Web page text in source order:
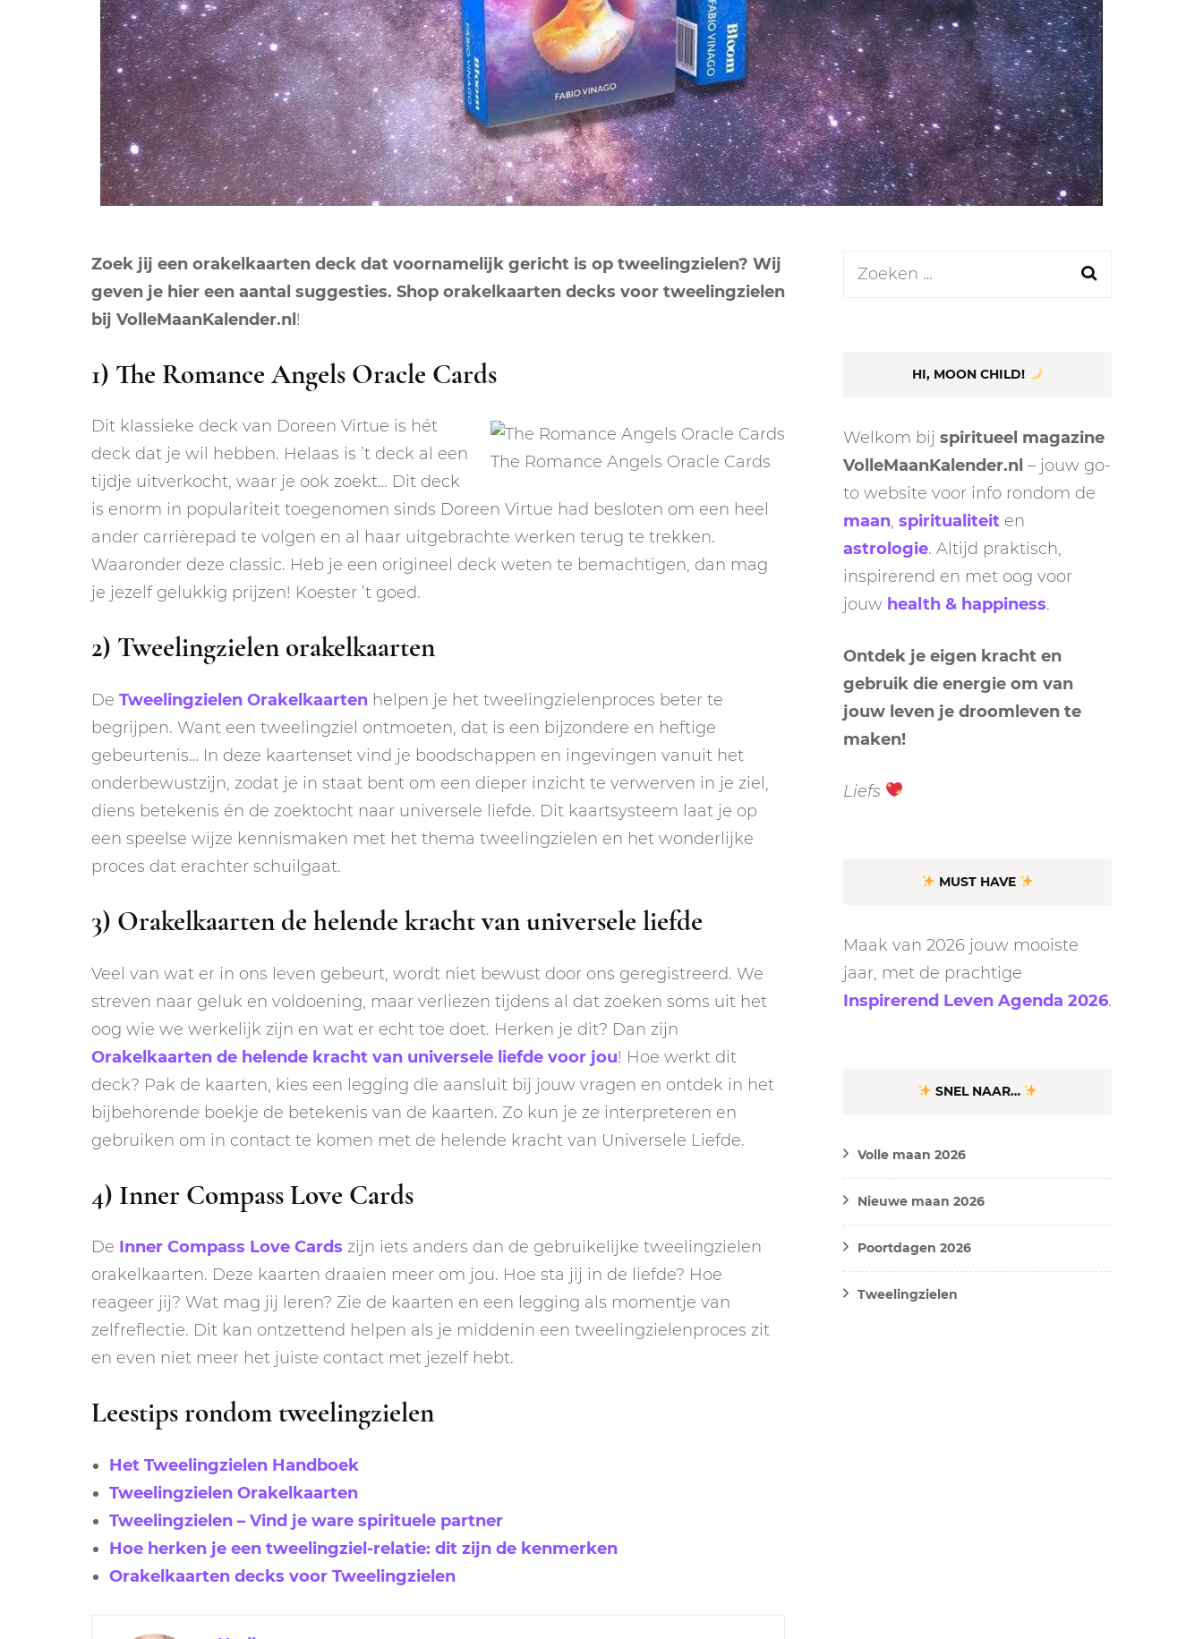
NEGENDE HUIS
TIENDE HUIS
ELFDE HUIS
TWAALFDE HUIS
NEPTUNUS
PLUTO
CHIRON
MAAN
ORAKEL
RITUELEN
NIEUWE MAAN
RITUELEN
VOLLE MAAN RITUELEN
MERCURIUS
SPIRIT ANIMALS
TAROT
TAROT TECHNIEKEN
Zoek jij een orakelkaarten deck dat voornamelijk gericht is op tweelingzielen? Wij
geven je hier een aantal suggesties. Shop orakelkaarten decks voor tweelingzielen
bij VolleMaanKalender.nl!
1) The Romance Angels Oracle Cards
The Romance Angels Oracle Cards
Dit klassieke deck van Doreen Virtue is hét
deck dat je wil hebben. Helaas is ’t deck al een
tijdje uitverkocht, waar je ook zoekt… Dit deck
is enorm in populariteit toegenomen sinds Doreen Virtue had besloten om een heel
ander carrièrepad te volgen en al haar uitgebrachte werken terug te trekken.
Waaronder deze classic. Heb je een origineel deck weten te bemachtigen, dan mag
je jezelf gelukkig prijzen! Koester ’t goed.
2) Tweelingzielen orakelkaarten
De Tweelingzielen Orakelkaarten helpen je het tweelingzielenproces beter te
begrijpen. Want een tweelingziel ontmoeten, dat is een bijzondere en heftige
gebeurtenis… In deze kaartenset vind je boodschappen en ingevingen vanuit het
onderbewustzijn, zodat je in staat bent om een dieper inzicht te verwerven in je ziel,
diens betekenis én de zoektocht naar universele liefde. Dit kaartsysteem laat je op
een speelse wijze kennismaken met het thema tweelingzielen en het wonderlijke
proces dat erachter schuilgaat.
3) Orakelkaarten de helende kracht van universele liefde
Veel van wat er in ons leven gebeurt, wordt niet bewust door ons geregistreerd. We
streven naar geluk en voldoening, maar verliezen tijdens al dat zoeken soms uit het
oog wie we werkelijk zijn en wat er echt toe doet. Herken je dit? Dan zijn
Orakelkaarten de helende kracht van universele liefde voor jou! Hoe werkt dit
deck? Pak de kaarten, kies een legging die aansluit bij jouw vragen en ontdek in het
bijbehorende boekje de betekenis van de kaarten. Zo kun je ze interpreteren en
gebruiken om in contact te komen met de helende kracht van Universele Liefde.
4) Inner Compass Love Cards
De Inner Compass Love Cards zijn iets anders dan de gebruikelijke tweelingzielen
orakelkaarten. Deze kaarten draaien meer om jou. Hoe sta jij in de liefde? Hoe
reageer jij? Wat mag jij leren? Zie de kaarten en een legging als momentje van
zelfreflectie. Dit kan ontzettend helpen als je middenin een tweelingzielenproces zit
en even niet meer het juiste contact met jezelf hebt.
Leestips rondom tweelingzielen
Het Tweelingzielen Handboek
Tweelingzielen Orakelkaarten
Tweelingzielen – Vind je ware spirituele partner
Hoe herken je een tweelingziel-relatie: dit zijn de kenmerken
Orakelkaarten decks voor Tweelingzielen
Zoeken
HI, MOON CHILD!
Welkom bij spiritueel magazine
VolleMaanKalender.nl – jouw go-
to website voor info rondom de
maan, spiritualiteit en
astrologie. Altijd praktisch,
inspirerend en met oog voor
jouw health & happiness.
Ontdek je eigen kracht en
gebruik die energie om van
jouw leven je droomleven te
maken!
Liefs
MUST HAVE
Maak van 2026 jouw mooiste
jaar, met de prachtige
Inspirerend Leven Agenda 2026.
SNEL NAAR…
Volle maan 2026
Nieuwe maan 2026
Poortdagen 2026
Tweelingzielen